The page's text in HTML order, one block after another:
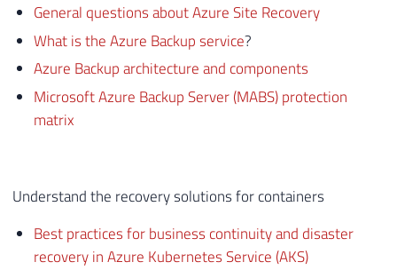
General questions about Azure Site Recovery
What is the Azure Backup service?
Azure Backup architecture and components
Microsoft Azure Backup Server (MABS) protection
matrix
Understand the recovery solutions for containers
Best practices for business continuity and disaster
recovery in Azure Kubernetes Service (AKS)